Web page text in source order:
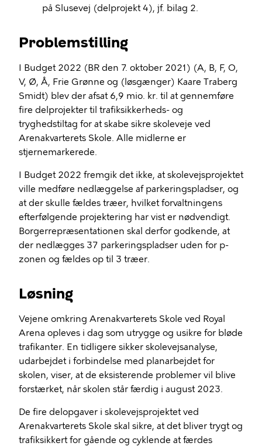
på Slusevej (delprojekt 4), jf. bilag 2.
Problemstilling
I Budget 2022 (BR den 7. oktober 2021) (A, B, F, O,
V, Ø, Å, Frie Grønne og (løsgænger) Kaare Traberg
Smidt) blev der afsat 6,9 mio. kr. til at gennemføre
fire delprojekter til trafiksikkerheds- og
tryghedstiltag for at skabe sikre skoleveje ved
Arenakvarterets Skole. Alle midlerne er
stjernemarkerede.
I Budget 2022 fremgik det ikke, at skolevejsprojektet
ville medføre nedlæggelse af parkeringspladser, og
at der skulle fældes træer, hvilket forvaltningens
efterfølgende projektering har vist er nødvendigt.
Borgerrepræsentationen skal derfor godkende, at
der nedlægges 37 parkeringspladser uden for p-
zonen og fældes op til 3 træer.
Løsning
Vejene omkring Arenakvarterets Skole ved Royal
Arena opleves i dag som utrygge og usikre for bløde
trafikanter. En tidligere sikker skolevejsanalyse,
udarbejdet i forbindelse med planarbejdet for
skolen, viser, at de eksisterende problemer vil blive
forstærket, når skolen står færdig i august 2023.
De fire delopgaver i skolevejsprojektet ved
Arenakvarterets Skole skal sikre, at det bliver trygt og
trafiksikkert for gående og cyklende at færdes